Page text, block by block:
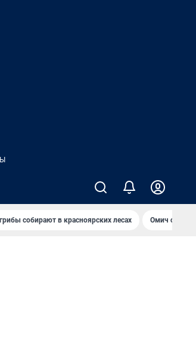
собирают в красноярских лесах Омич